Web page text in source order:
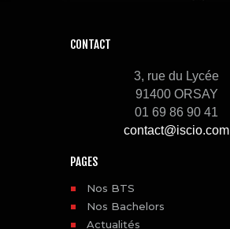
CONTACT
3, rue du Lycée
91400 ORSAY
01 69 86 90 41
contact@iscio.com
PAGES
Nos BTS
Nos Bachelors
Actualités